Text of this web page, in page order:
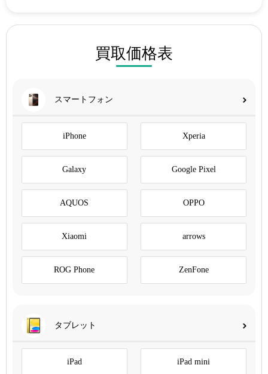
買取価格表
スマートフォン
iPhone Xperia
Galaxy Google Pixel
AQUOS OPPO
Xiaomi arrows
ROG Phone ZenFone
タブレット
iPad iPad mini